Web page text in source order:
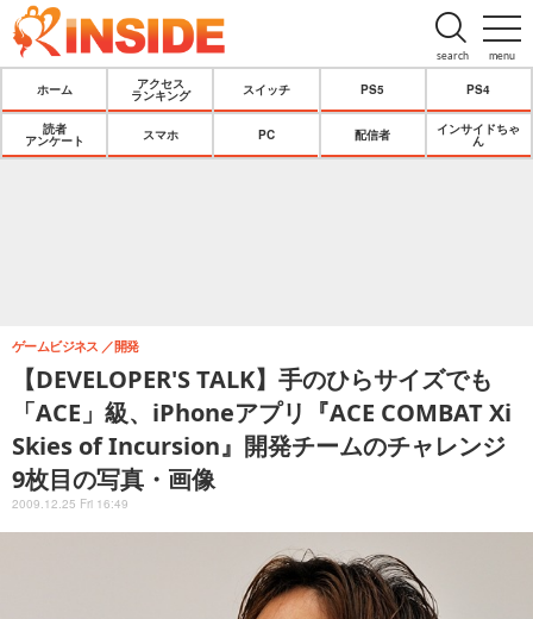
menu
search
ホーム
アクセス
ランキング
スイッチ PS5 PS4
読者
アンケート
スマホ PC 配信者
インサイドちゃ
ん
【DEVELOPER'S TALK】手のひらサイズでも
「ACE」級、iPhoneアプリ『ACE COMBAT Xi
Skies of Incursion』開発チームのチャレンジ
9枚目の写真・画像
ゲームビジネス 開発
2009.12.25 Fri 16:49